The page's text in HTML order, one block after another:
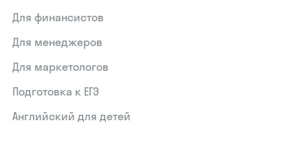
Для финансистов
Для менеджеров
Для маркетологов
Подготовка к ЕГЭ
Английский для детей